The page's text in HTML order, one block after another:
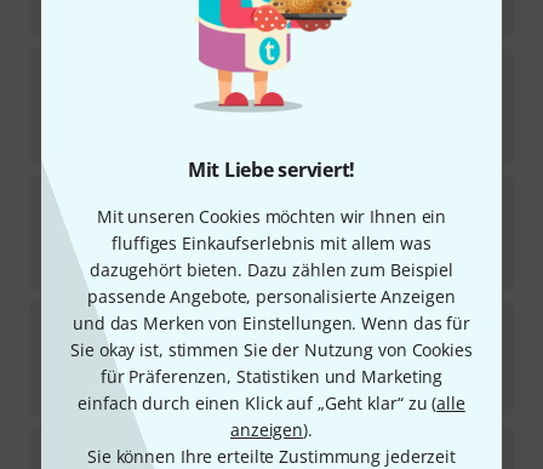
Mit Liebe serviert!
Mit unseren Cookies möchten wir Ihnen ein
fluffiges Einkaufserlebnis mit allem was
dazugehört bieten. Dazu zählen zum Beispiel
passende Angebote, personalisierte Anzeigen
und das Merken von Einstellungen. Wenn das für
Sie okay ist, stimmen Sie der Nutzung von Cookies
für Präferenzen, Statistiken und Marketing
einfach durch einen Klick auf „Geht klar“ zu (alle
anzeigen).
Sie können Ihre erteilte Zustimmung jederzeit
30-Tage-Bestpreis:329
Nexadyne 8/S Stand Bundle
In 2–3 Wochen lieferbar
212
Sofort lieferbar
102 €
ShureNexadyne 8/S B-Stock
Sofort lieferbar
329€
Shure SM58 LC B-Stock